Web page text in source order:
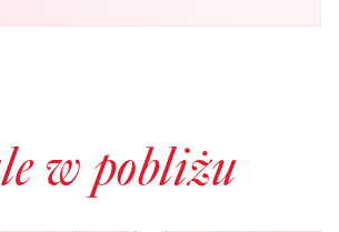
w pobliżu